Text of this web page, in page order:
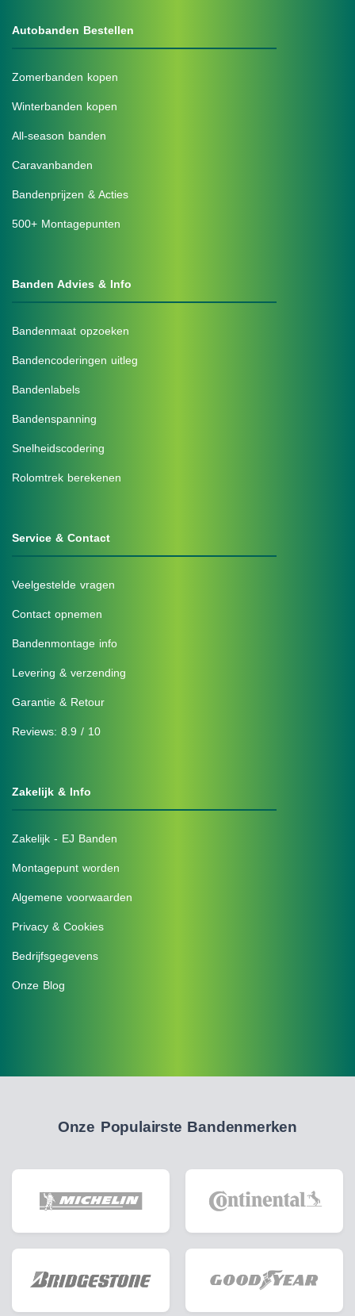
Autobanden Bestellen
Zomerbanden kopen
Winterbanden kopen
All-season banden
Caravanbanden
Bandenprijzen & Acties
500+ Montagepunten
Banden Advies & Info
Bandenmaat opzoeken
Bandencoderingen uitleg
Bandenlabels
Bandenspanning
Snelheidscodering
Rolomtrek berekenen
Service & Contact
Veelgestelde vragen
Contact opnemen
Bandenmontage info
Levering & verzending
Garantie & Retour
Reviews: 8.9 / 10
Zakelijk & Info
Zakelijk - EJ Banden
Montagepunt worden
Algemene voorwaarden
Privacy & Cookies
Bedrijfsgegevens
Onze Blog
Onze Populairste Bandenmerken